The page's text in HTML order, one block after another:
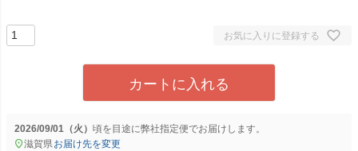
お気に入りに登録する
カートに入れる
2026/09/01（火） に弊社指定便でお届けします。
滋賀県 お届け先を変更